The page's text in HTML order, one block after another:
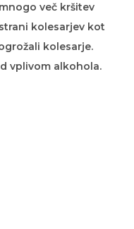
več kršitev
kolesarjev kot
kolesarje.
vplivom alkohola.